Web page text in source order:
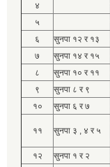
४
५
६
सुनपा १२ र १३
७
सुनपा १४ र १५
८
सुनपा १० र ११
९
सुनपा ८ र ९
१०
सुनपा ६ र ७
११ सुनपा ३ , ४ र ५
१२
सुनपा १ र २